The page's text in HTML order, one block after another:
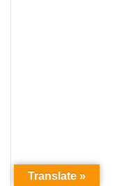
Translate »